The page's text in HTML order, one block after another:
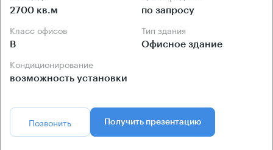
2700 кв.м по запросу
Класс офисов
B
Тип здания
Офисное здание
Кондиционирование
возможность установки
Позвонить Получить презентацию